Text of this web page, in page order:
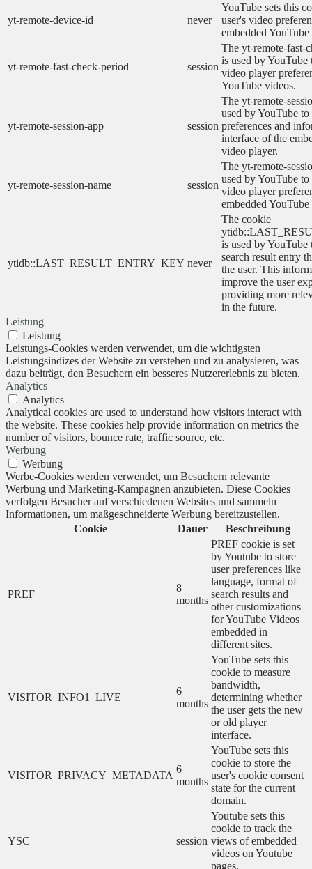
yt-remote-device-id never
YouTube sets this
user's video
embedded
yt-remote-fast-check-period session
The yt-remote-fast-
is used by YouTube
video player
YouTube videos.
yt-remote-session-app session
The yt-remote-
used by YouTube to
preferences and
interface of the
video player.
yt-remote-session-name session
The yt-remote-
used by YouTube to
video player
embedded
ytidb::LAST_RESULT_ENTRY_KEY never
The cookie
is used by YouTube
search result entry
the user. This
improve the user
providing more
in the future.
Leistung
Leistung
Leistungs-Cookies werden verwendet, um die wichtigsten
Leistungsindizes der Website zu verstehen und zu analysieren, was
dazu beiträgt, den Besuchern ein besseres Nutzererlebnis zu bieten.
Analytics
Analytics
Analytical cookies are used to understand how visitors interact with
the website. These cookies help provide information on metrics the
number of visitors, bounce rate, traffic source, etc.
Werbung
Werbung
Werbe-Cookies werden verwendet, um Besuchern relevante
Werbung und Marketing-Kampagnen anzubieten. Diese Cookies
verfolgen Besucher auf verschiedenen Websites und sammeln
Informationen, um maßgeschneiderte Werbung bereitzustellen.
Cookie
Dauer Beschreibung
PREF
8
months
PREF cookie is set
by Youtube to store
user preferences like
language, format of
search results and
other customizations
for YouTube Videos
embedded in
different sites.
VISITOR_INFO1_LIVE
6
months
YouTube sets this
cookie to measure
bandwidth,
determining whether
the user gets the new
or old player
interface.
VISITOR_PRIVACY_METADATA
6
months
YouTube sets this
cookie to store the
user's cookie consent
state for the current
domain.
YSC session
Youtube sets this
cookie to track the
views of embedded
videos on Youtube
pages.